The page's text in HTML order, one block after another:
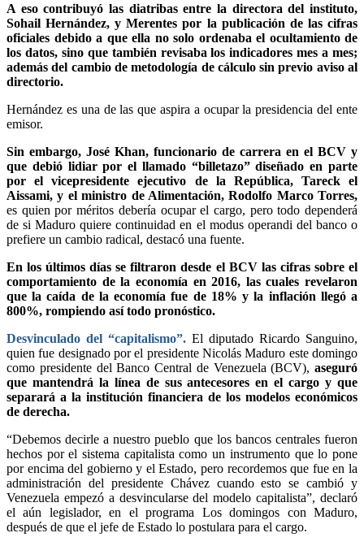
A eso contribuyó las diatribas entre la directora del instituto,
Sohail Hernández, y Merentes por la publicación de las cifras
oficiales debido a que ella no solo ordenaba el ocultamiento de
los datos, sino que también revisaba los indicadores mes a mes;
además del cambio de metodología de cálculo sin previo aviso al
directorio.
Hernández es una de las que aspira a ocupar la presidencia del ente
emisor.
Sin embargo, José Khan, funcionario de carrera en el BCV y
que debió lidiar por el llamado “billetazo” diseñado en parte
por el vicepresidente ejecutivo de la República, Tareck el
Aissami, y el ministro de Alimentación, Rodolfo Marco Torres,
es quien por méritos debería ocupar el cargo, pero todo dependerá
de si Maduro quiere continuidad en el modus operandi del banco o
prefiere un cambio radical, destacó una fuente.
En los últimos días se filtraron desde el BCV las cifras sobre el
comportamiento de la economía en 2016, las cuales revelaron
que la caída de la economía fue de 18% y la inflación llegó a
800%, rompiendo así todo pronóstico.
Desvinculado del “capitalismo”. El diputado Ricardo Sanguino,
quien fue designado por el presidente Nicolás Maduro este domingo
como presidente del Banco Central de Venezuela (BCV), aseguró
que mantendrá la línea de sus antecesores en el cargo y que
separará a la institución financiera de los modelos económicos
de derecha.
“Debemos decirle a nuestro pueblo que los bancos centrales fueron
hechos por el sistema capitalista como un instrumento que lo pone
por encima del gobierno y el Estado, pero recordemos que fue en la
administración del presidente Chávez cuando esto se cambió y
Venezuela empezó a desvincularse del modelo capitalista”, declaró
el aún legislador, en el programa Los domingos con Maduro,
después de que el jefe de Estado lo postulara para el cargo.